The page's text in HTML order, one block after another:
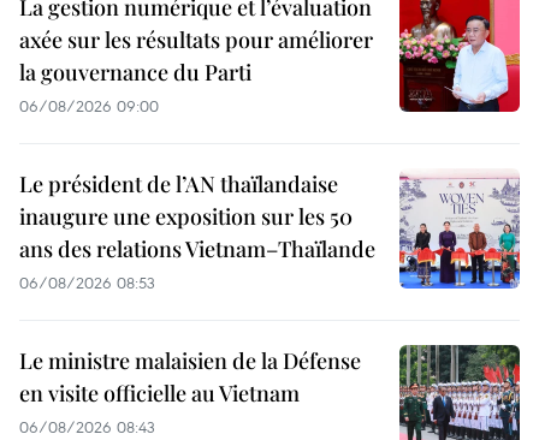
La gestion numérique et l’évaluation
axée sur les résultats pour améliorer
la gouvernance du Parti
06/08/2026 09:00
Le président de l’AN thaïlandaise
inaugure une exposition sur les 50
ans des relations Vietnam–Thaïlande
06/08/2026 08:53
Le ministre malaisien de la Défense
en visite officielle au Vietnam
06/08/2026 08:43